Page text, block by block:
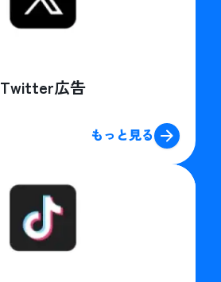
Twitter広告
もっと見る